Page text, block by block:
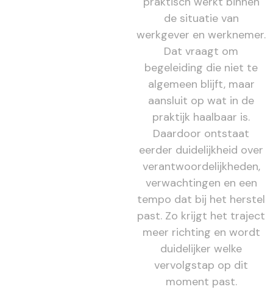
de situatie van
werkgever en werknemer.
Dat vraagt om
begeleiding die niet te
algemeen blijft, maar
aansluit op wat in de
praktijk haalbaar is.
Daardoor ontstaat
eerder duidelijkheid over
verantwoordelijkheden,
verwachtingen en een
tempo dat bij het herstel
past. Zo krijgt het traject
meer richting en wordt
duidelijker welke
vervolgstap op dit
moment past.